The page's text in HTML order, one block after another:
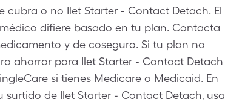
cubra o no Ilet Starter - Contact Detach. El
difiere basado en tu plan. Contacta
y de coseguro. Si tu plan no
ahorrar para Ilet Starter - Contact Detach
si tienes Medicare o Medicaid. En
de Ilet Starter - Contact Detach, usa